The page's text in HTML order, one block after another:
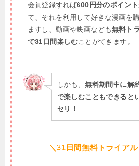
会員登録すれば600円分のポイント
て、それを利用して好きな漫画を
ますし、動画や映画なども無料ト
で31日間楽しむことができます。
しかも、無料期間中に解
で楽しむこともできると
セリ！
＼31日間無料トライア